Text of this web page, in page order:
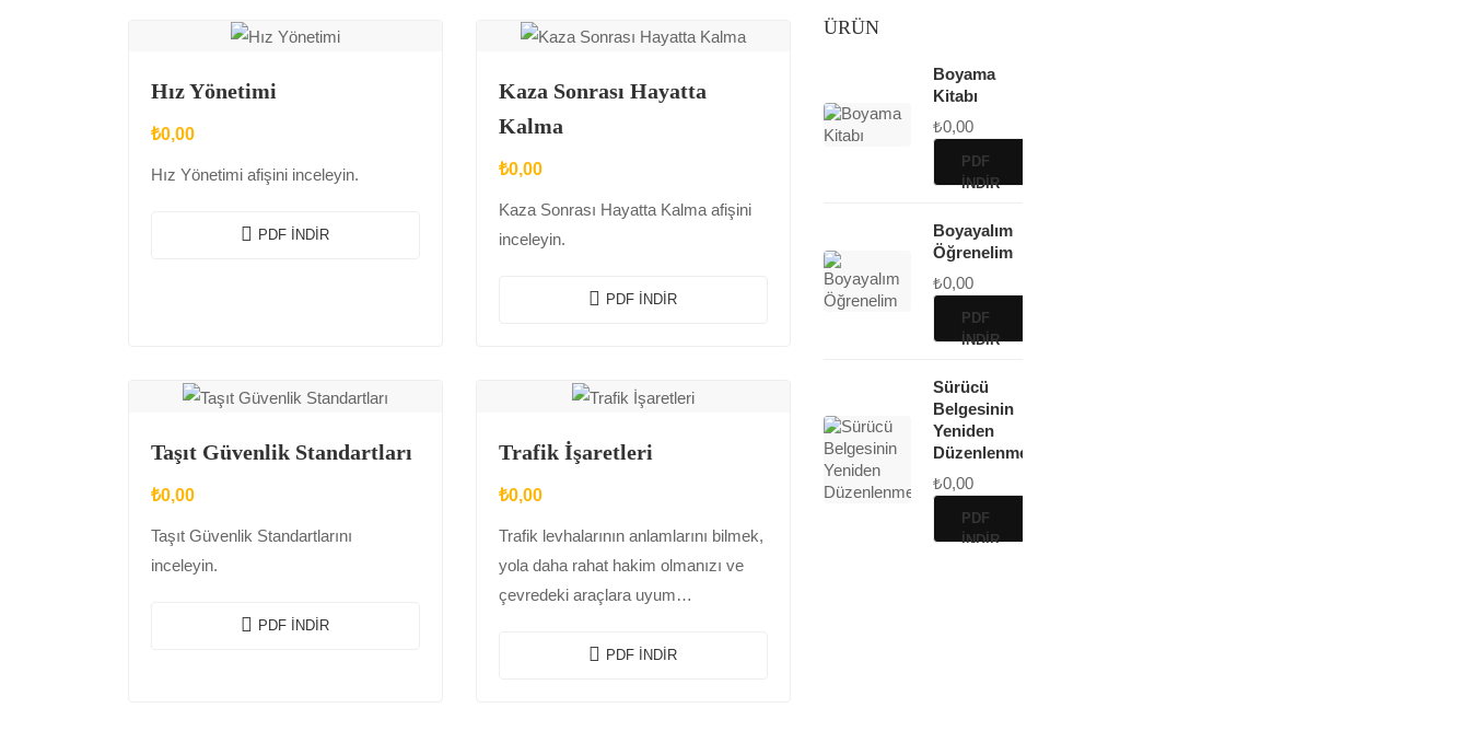
Hız Yönetimi
₺0,00
Hız Yönetimi afişini inceleyin.
PDF İNDIR
Kaza Sonrası Hayatta
Kalma
₺0,00
Kaza Sonrası Hayatta Kalma afişini
inceleyin.
PDF İNDIR
Taşıt Güvenlik Standartları
₺0,00
Taşıt Güvenlik Standartlarını
inceleyin.
PDF İNDIR
Trafik İşaretleri
₺0,00
Trafik levhalarının anlamlarını bilmek,
yola daha rahat hakim olmanızı ve
çevredeki araçlara uyum
PDF INDIR
ÜRÜN
Boyama
Kitabı
₺0,00
PDF
İNDIR
Boyayalım
Öğrenelim
₺0,00
PDF
İNDIR
Sürücü
Belgesinin
Yeniden
Düzenlenmesi
₺0,00
PDF
İNDIR